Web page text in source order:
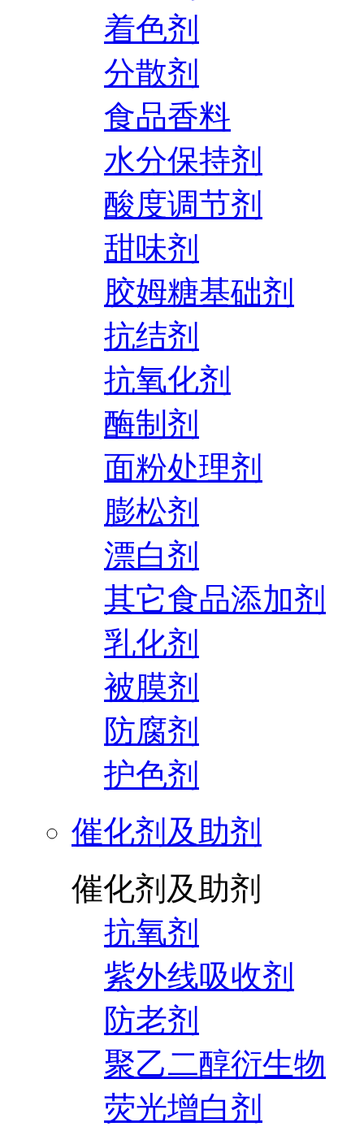
着色剂
分散剂
食品香料
水分保持剂
酸度调节剂
甜味剂
胶姆糖基础剂
抗结剂
抗氧化剂
酶制剂
面粉处理剂
膨松剂
漂白剂
其它食品添加剂
乳化剂
被膜剂
防腐剂
护色剂
催化剂及助剂
催化剂及助剂
抗氧剂
紫外线吸收剂
防老剂
聚乙二醇衍生物
荧光增白剂